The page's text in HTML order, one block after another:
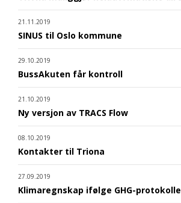
21.11.2019
SINUS til Oslo kommune
29.10.2019
BussAkuten får kontroll
21.10.2019
Ny versjon av TRACS Flow
08.10.2019
Kontakter til Triona
27.09.2019
Klimaregnskap ifølge GHG-